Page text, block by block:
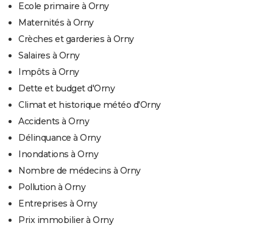
Ecole primaire à Orny
Maternités à Orny
Crèches et garderies à Orny
Salaires à Orny
Impôts à Orny
Dette et budget d'Orny
Climat et historique météo d'Orny
Accidents à Orny
Délinquance à Orny
Inondations à Orny
Nombre de médecins à Orny
Pollution à Orny
Entreprises à Orny
Prix immobilier à Orny